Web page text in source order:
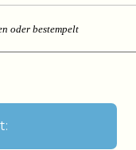
oder bestempelt